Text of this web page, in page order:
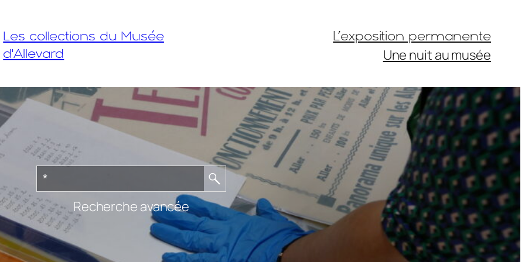
Les collections du Musée
d'Allevard
L’exposition permanente
Une nuit au musée
Recherche avancée